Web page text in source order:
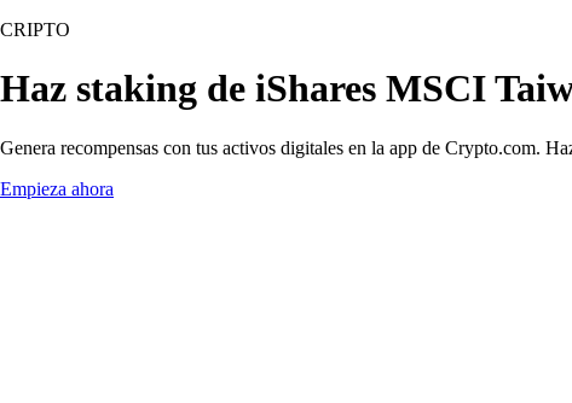
CRIPTO
Haz staking de iShares MSCI
Genera recompensas con tus activos digitales en la app de Crypto.com.
Empieza ahora